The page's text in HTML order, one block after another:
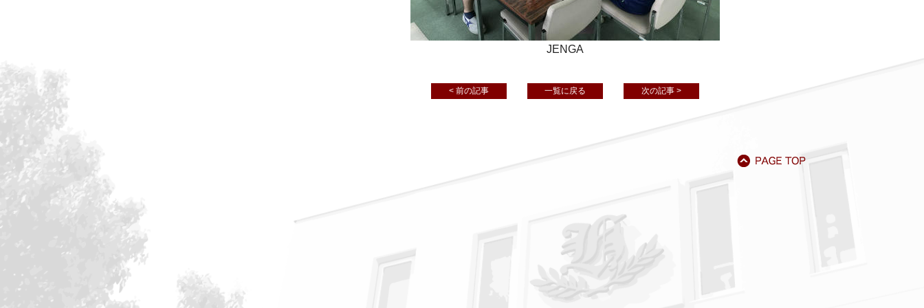
JENGA
< 前の記事 一覧に戻る 次の記事 >